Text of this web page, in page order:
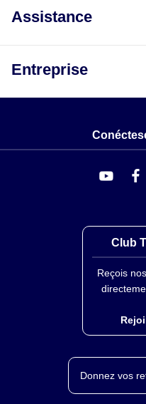
Assistance
Entreprise
Club
Reçois
Donnez vos